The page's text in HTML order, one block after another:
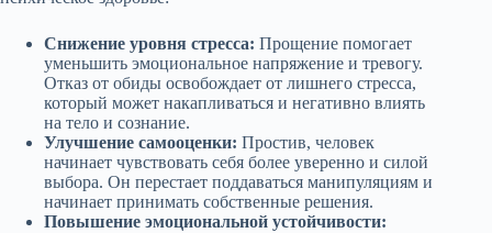
Снижение уровня стресса: Прощение помогает
уменьшить эмоциональное напряжение и тревогу.
Отказ от обиды освобождает от лишнего стресса,
который может накапливаться и негативно влиять
на тело и сознание.
Улучшение самооценки: Простив, человек
начинает чувствовать себя более уверенно и силой
выбора. Он перестает поддаваться манипуляциям и
начинает принимать собственные решения.
Повышение эмоциональной устойчивости: